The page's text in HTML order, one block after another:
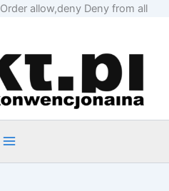
Order allow,deny Deny from all